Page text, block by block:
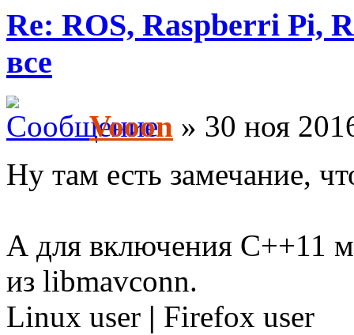
Re: ROS, Raspberri Pi,
все
Vooon » 30 ноя
Ну там есть замечание,
А для включения C++11
из libmavconn.
Linux user | Firefox user